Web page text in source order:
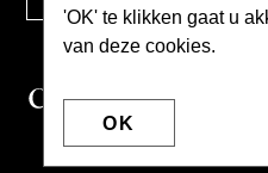
'OK' te klikken gaat u
van deze cookies.
OK